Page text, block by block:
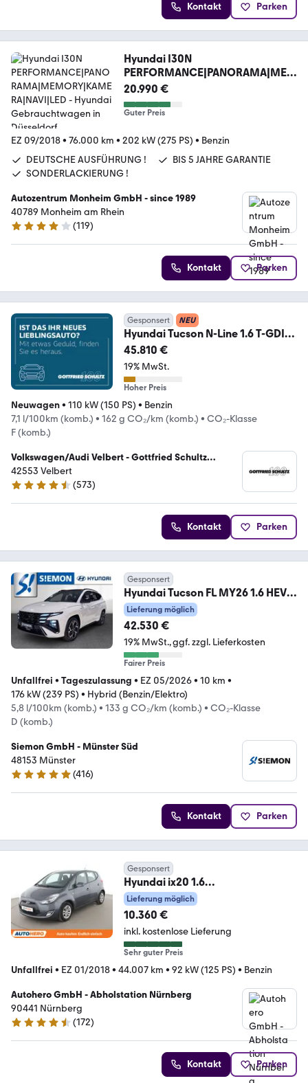
Kontakt Parken
Hyundai I30N
PERFORMANCE|PANORAMA|MEM
ORY|KAMERA|NAVI|LED
20.990 €
Guter Preis
EZ 09/2018• 76.000 km • 202 kW (275 PS) • Benzin
DEUTSCHE AUSFÜHRUNG !
BIS 5 JAHRE GARANTIE
SONDERLACKIERUNG !
Autozentrum Monheim GmbH - since 1989
40789 Monheim am Rhein
4 Sterne
(119)
Kontakt Parken
Gesponsert NEU
Hyundai Tucson N-Line 1.6 T-GDI
45.810 €
19% MwSt.
Hoher Preis
Neuwagen• 110 kW (150 PS) • Benzin
7,1 l/100km (komb.) • 162 g CO₂/km (komb.) • CO₂-Klasse
F (komb.)
Volkswagen/Audi Velbert - Gottfried Schultz
Automobilhandels SE
42553 Velbert
4.4 Sterne
(573)
Kontakt Parken
Gesponsert
Hyundai Tucson FL MY26 1.6 HEV
2WD N-Line X Assist Panor
Lieferung möglich
42.530 €
19% MwSt. ggf. zzgl. Lieferkosten
Fairer Preis
Unfallfrei • Tageszulassung • EZ 05/2026• 10 km •
176 kW (239 PS) • Hybrid (Benzin/Elektro)
5,8 l/100km (komb.) • 133 g CO₂/km (komb.) • CO₂-Klasse
D (komb.)
Siemon GmbH - Münster Süd
48153 Münster
4.8 Sterne
(416)
Kontakt Parken
Gesponsert
Hyundai ix20 1.6
Comfort*KLIMA*AHK*GARANTIE*
Lieferung möglich
10.360 €
inkl. kostenlose Lieferung
Sehr guter Preis
Unfallfrei • EZ 01/2018• 44.007 km • 92 kW (125 PS) • Benzin
Autohero GmbH - Abholstation Nürnberg
90441 Nürnberg
4.5 Sterne
(172)
Kontakt Parken